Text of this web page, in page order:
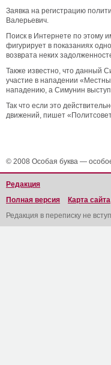
Заявка на регистрацию
Валерьевич.
Поиск в Интернете по этому
фигурирует в показаниях
возврата неких
Также известно, что данный
участие в нападении
нападению, а Симунин
Так что если это
движений, пишет
© 2008 Особая буква —
Редакция
Полная версия
Карта сайта
Редакция в переписку не